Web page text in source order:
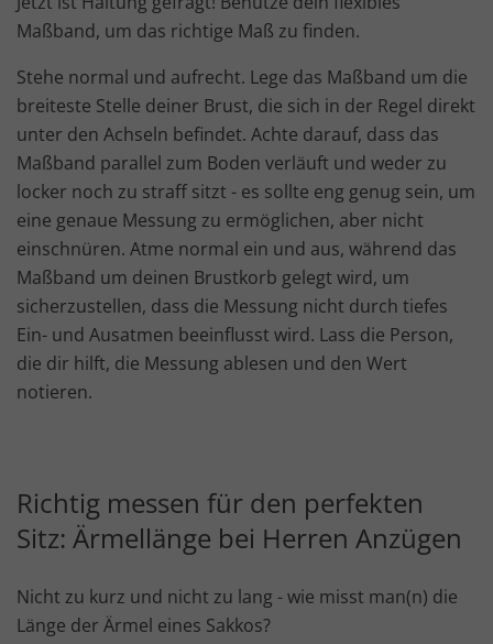
Maßband, um das richtige Maß zu finden.
Stehe normal und aufrecht. Lege das Maßband um die
breiteste Stelle deiner Brust, die sich in der Regel direkt
unter den Achseln befindet. Achte darauf, dass das
Maßband parallel zum Boden verläuft und weder zu
locker noch zu straff sitzt - es sollte eng genug sein, um
eine genaue Messung zu ermöglichen, aber nicht
einschnüren. Atme normal ein und aus, während das
Maßband um deinen Brustkorb gelegt wird, um
sicherzustellen, dass die Messung nicht durch tiefes
Ein- und Ausatmen beeinflusst wird. Lass die Person,
die dir hilft, die Messung ablesen und den Wert
notieren.
Richtig messen für den perfekten
Sitz: Ärmellänge bei Herren Anzügen
Nicht zu kurz und nicht zu lang - wie misst man(n) die
Länge der Ärmel eines Sakkos?